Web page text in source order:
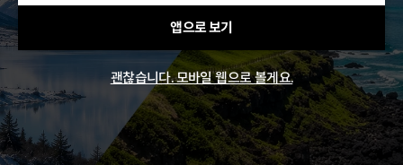
앱으로 보기
괜찮습니다. 모바일 웹으로 볼게요.